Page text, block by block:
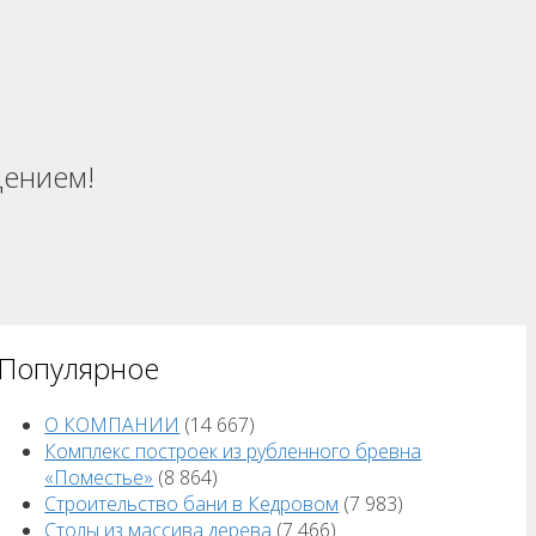
О КОМПАНИИ (14 667)
Комплекс построек из рубленного бревна
«Поместье» (8 864)
Строительство бани в Кедровом (7 983)
Столы из массива дерева (7 466)